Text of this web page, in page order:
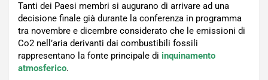
Tanti dei Paesi membri si augurano di arrivare ad una
decisione finale già durante la conferenza in programma
tra novembre e dicembre considerato che le emissioni di
Co2 nell’aria derivanti dai combustibili fossili
rappresentano la fonte principale di inquinamento
atmosferico.